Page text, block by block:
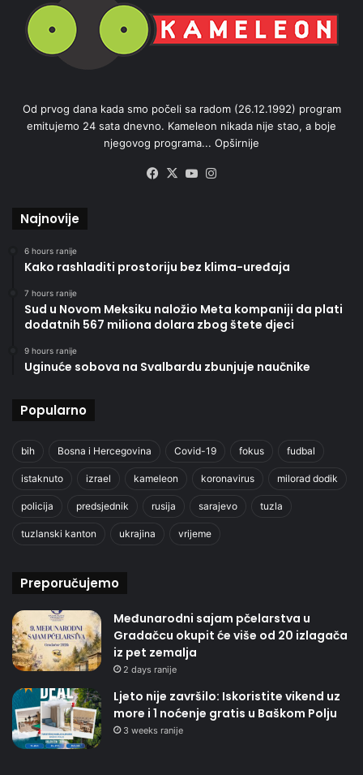
Od prvog dana kada smo počeli sa radom (26.12.1992) program
emitujemo 24 sata dnevno. Kameleon nikada nije stao, a boje
njegovog programa... Opširnije
Facebook
X YouTube
Najnovije
6 hours ranije
Kako rashladiti prostoriju bez klima-uređaja
7 hours ranije
Sud u Novom Meksiku naložio Meta kompaniji da plati
dodatnih 567 miliona dolara zbog štete djeci
9 hours ranije
Uginuće sobova na Svalbardu zbunjuje naučnike
Popularno
bih Bosna i Hercegovina Covid-19 fokus fudbal
istaknuto izrael kameleon koronavirus milorad dodik
policija predsjednik rusija sarajevo tuzla
tuzlanski kanton ukrajina vrijeme
Preporučujemo
Međunarodni sajam pčelarstva u
Gradačcu okupit će više od 20 izlagača
iz pet zemalja
2 days ranije
Ljeto nije završilo: Iskoristite vikend uz
more i 1 noćenje gratis u Baškom Polju
3 weeks ranije